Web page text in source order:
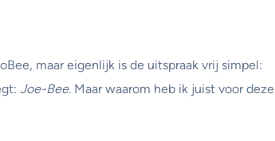
maar eigenlijk is de uitspraak vrij simpel:
Joe-Bee. Maar waarom heb ik juist voor deze